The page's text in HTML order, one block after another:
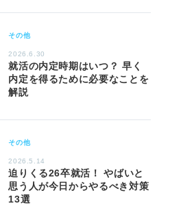
その他
2026.6.30
就活の内定時期はいつ？ 早く
内定を得るために必要なことを
解説
その他
2026.5.14
迫りくる26卒就活！ やばいと
思う人が今日からやるべき対策
13選